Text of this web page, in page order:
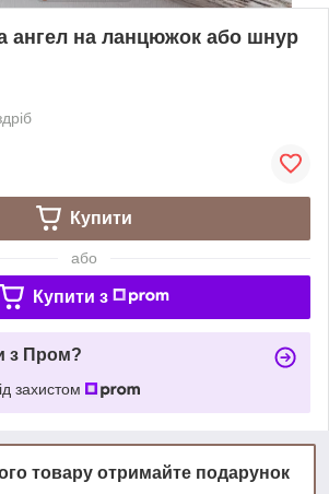
ангел на ланцюжок або шнур
Купити
або
Купити з
з Пром?
захистом
товару отримайте подарунок